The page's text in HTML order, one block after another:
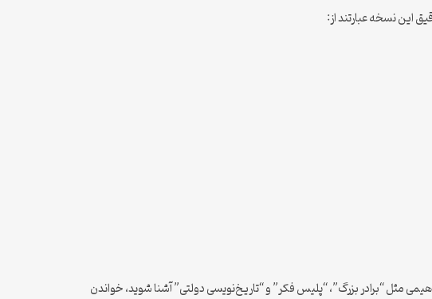
این نسخه عبارتند از:
مثل “برادر بزرگ”، “پلیس فکر” و “تاریخ‌نویسی دولتی” آشنا شوید، خواندن